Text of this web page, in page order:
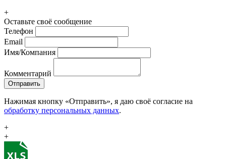
+
Оставьте своё сообщение
Телефон
Email
Имя/Компания
Комментарий
Отправить
Нажимая кнопку «Отправить», я даю своё согласие на
обработку персональных данных.
+
+